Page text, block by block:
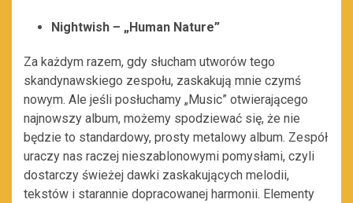
Nightwish – „Human Nature”
Za każdym razem, gdy słucham utworów tego
skandynawskiego zespołu, zaskakują mnie czymś
nowym. Ale jeśli posłuchamy „Music” otwierającego
najnowszy album, możemy spodziewać się, że nie
będzie to standardowy, prosty metalowy album. Zespół
uraczy nas raczej nieszablonowymi pomysłami, czyli
dostarczy świeżej dawki zaskakujących melodii,
tekstów i starannie dopracowanej harmonii. Elementy